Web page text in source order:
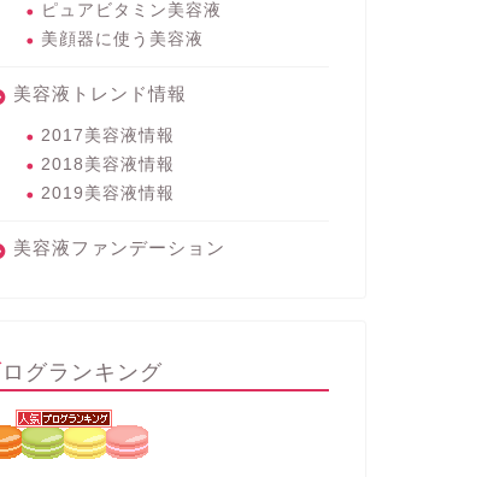
ピュアビタミン美容液
美顔器に使う美容液
美容液トレンド情報
2017美容液情報
2018美容液情報
2019美容液情報
美容液ファンデーション
ブログランキング